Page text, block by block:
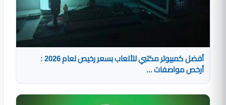
أفضل كمبيوتر مكتبي للألعاب بسعر رخيص لعام 2026 :
أرخص مواصفات ...